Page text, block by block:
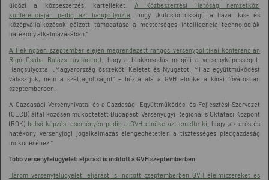
üldözi a közbeszerzési kartelleket. A Közbeszerzési Hatóság nemzetközi
konferenciáján pedig azt hangsúlyozta, hogy „kulcsfontosságú a hazai kis- és
középvállalkozások célzott támogatása a mesterséges intelligencia technológiák
hatékony alkalmazásában.”
A Pekingben szeptember elején megrendezett rangos versenypolitikai konferencián
Rigó Csaba Balázs rávilágított, hogy a blokkosodás megöli a versenyképességet.
Hangsúlyozta: „Magyarország összeköti Keletet és Nyugatot. Mi az együttműködést
választjuk, nem a széttagoltságot” – húzta alá a GVH elnöke a kínai fővárosban
szeptemberben.
A Gazdasági Versenyhivatal és a Gazdasági Együttműködési és Fejlesztési Szervezet
(OECD) által közösen működtetett Budapesti Versenyügyi Regionális Oktatási Központ
(ROK) belső képzési eseményén pedig a GVH elnöke azt emelte ki, hogy „az erős és
hatékony versenyjogi jogalkalmazás elengedhetetlen a tisztességes piacgazdaság
működéséhez.”
Több versenyfelügyeleti eljárást is indított a GVH szeptemberben
Három versenyfelügyeleti eljárást is indított szeptemberben GVH élelmiszereket és